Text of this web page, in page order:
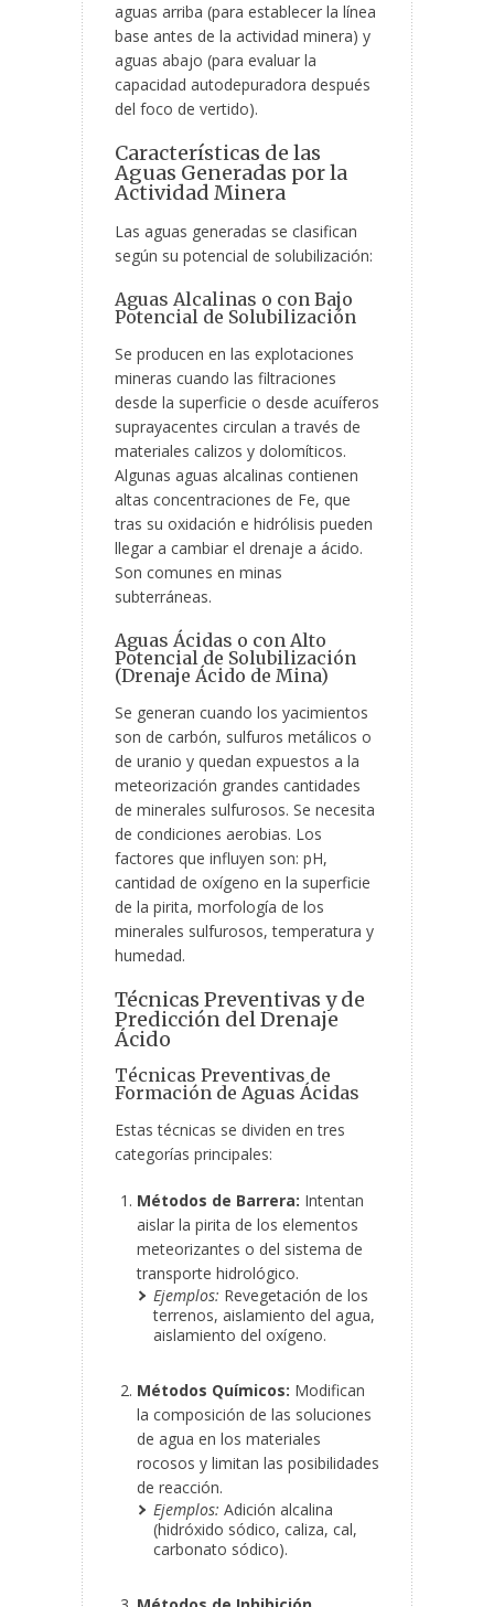
aguas arriba (para establecer la línea
base antes de la actividad minera) y
aguas abajo (para evaluar la
capacidad autodepuradora después
del foco de vertido).
Características de las
Aguas Generadas por la
Actividad Minera
Las aguas generadas se clasifican
según su potencial de solubilización:
Aguas Alcalinas o con Bajo
Potencial de Solubilización
Se producen en las explotaciones
mineras cuando las filtraciones
desde la superficie o desde acuíferos
suprayacentes circulan a través de
materiales calizos y dolomíticos.
Algunas aguas alcalinas contienen
altas concentraciones de Fe, que
tras su oxidación e hidrólisis pueden
llegar a cambiar el drenaje a ácido.
Son comunes en minas
subterráneas.
Aguas Ácidas o con Alto
Potencial de Solubilización
(Drenaje Ácido de Mina)
Se generan cuando los yacimientos
son de carbón, sulfuros metálicos o
de uranio y quedan expuestos a la
meteorización grandes cantidades
de minerales sulfurosos. Se necesita
de condiciones aerobias. Los
factores que influyen son: pH,
cantidad de oxígeno en la superficie
de la pirita, morfología de los
minerales sulfurosos, temperatura y
humedad.
Técnicas Preventivas y de
Predicción del Drenaje
Ácido
Técnicas Preventivas de
Formación de Aguas Ácidas
Estas técnicas se dividen en tres
categorías principales:
Métodos de Barrera: Intentan
aislar la pirita de los elementos
meteorizantes o del sistema de
transporte hidrológico.
Ejemplos: Revegetación de los
terrenos, aislamiento del agua,
aislamiento del oxígeno.
Métodos Químicos: Modifican
la composición de las soluciones
de agua en los materiales
rocosos y limitan las posibilidades
de reacción.
Ejemplos: Adición alcalina
(hidróxido sódico, caliza, cal,
carbonato sódico).